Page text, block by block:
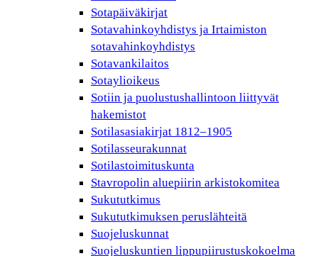
Sotapäiväkirjat
Sotavahinkoyhdistys ja Irtaimiston
sotavahinkoyhdistys
Sotavankilaitos
Sotaylioikeus
Sotiin ja puolustushallintoon liittyvät
hakemistot
Sotilasasiakirjat 1812–1905
Sotilasseurakunnat
Sotilastoimituskunta
Stavropolin aluepiirin arkistokomitea
Sukututkimus
Sukututkimuksen peruslähteitä
Suojeluskunnat
Suojeluskuntien lippupiirustuskokoelma